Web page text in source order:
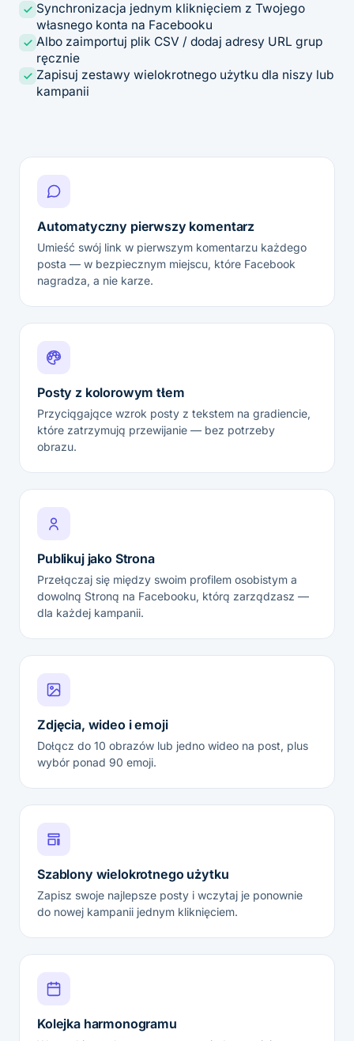
Synchronizacja jednym kliknięciem z Twojego
własnego konta na Facebooku
Albo zaimportuj plik CSV / dodaj adresy URL grup
ręcznie
Zapisuj zestawy wielokrotnego użytku dla niszy lub
kampanii
Automatyczny pierwszy komentarz
Umieść swój link w pierwszym komentarzu każdego
posta — w bezpiecznym miejscu, które Facebook
nagradza, a nie karze.
Posty z kolorowym tłem
Przyciągające wzrok posty z tekstem na gradiencie,
które zatrzymują przewijanie — bez potrzeby
obrazu.
Publikuj jako Strona
Przełączaj się między swoim profilem osobistym a
dowolną Stroną na Facebooku, którą zarządzasz —
dla każdej kampanii.
Zdjęcia, wideo i emoji
Dołącz do 10 obrazów lub jedno wideo na post, plus
wybór ponad 90 emoji.
Szablony wielokrotnego użytku
Zapisz swoje najlepsze posty i wczytaj je ponownie
do nowej kampanii jednym kliknięciem.
Kolejka harmonogramu